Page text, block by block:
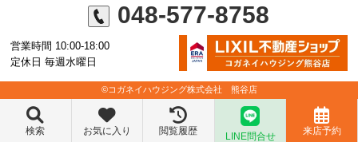
048-577-8758
営業時間 10:00-18:00
定休日 毎週水曜日
©コガネイハウジング株式会社 熊谷店
検索 お気に入り 閲覧履歴 LINE問合せ 来店予約